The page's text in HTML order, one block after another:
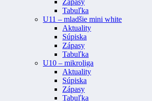
Zápasy
Tabuľka
U11 – mladšie mini white
Aktuality
Súpiska
Zápasy
Tabuľka
U10 – mikroliga
Aktuality
Súpiska
Zápasy
Tabuľka